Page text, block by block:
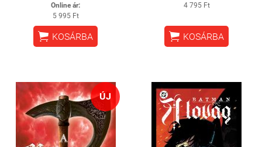
Online ár:
5 995 Ft
 KOSÁRBA
4 795 Ft
 KOSÁRBA
ÚJ